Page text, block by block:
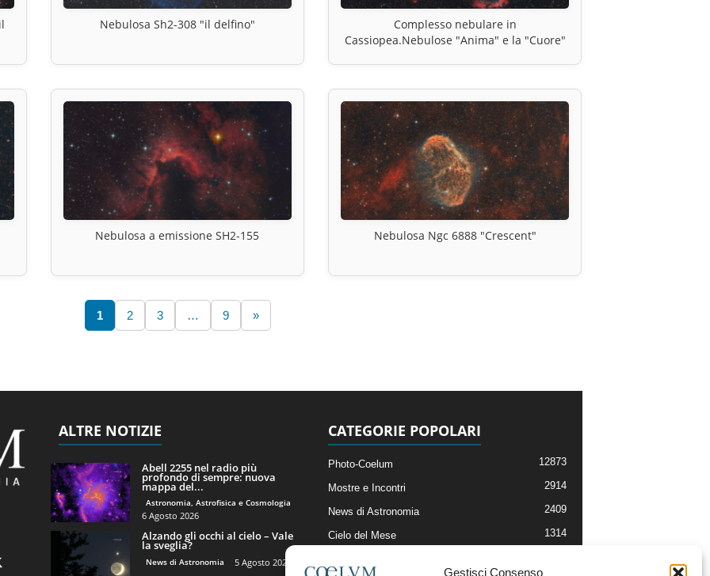
Gestisci Consenso
Nebulosa Sh2-308 "il delfino"
Complesso nebulare in
Cassiopea.Nebulose "Anima" e la "Cuore"
Nebulosa a emissione SH2-155 Nebulosa Ngc 6888 "Crescent"
1 2 3 … 9 »
ALTRE NOTIZIE
Abell 2255 nel radio più
profondo di sempre: nuova
mappa del...
Astronomia, Astrofisica e Cosmologia
6 Agosto 2026
Alzando gli occhi al cielo – Vale
la sveglia?
News di Astronomia 5 Agosto 2026
CATEGORIE POPOLARI
Photo-Coelum 12873
Mostre e Incontri 2914
News di Astronomia 2409
Cielo del Mese 1314